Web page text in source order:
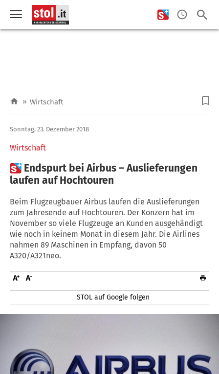
» Wirtschaft
Wirtschaft
Sonntag, 23. Dezember 2018
 Endspurt bei Airbus – Auslieferungen
laufen auf Hochtouren
Beim Flugzeugbauer Airbus laufen die Auslieferungen
zum Jahresende auf Hochtouren. Der Konzern hat im
November so viele Flugzeuge an Kunden ausgehändigt
wie noch in keinem Monat in diesem Jahr. Die Airlines
nahmen 89 Maschinen in Empfang, davon 50
A320/A321neo.
STOL auf Google folgen